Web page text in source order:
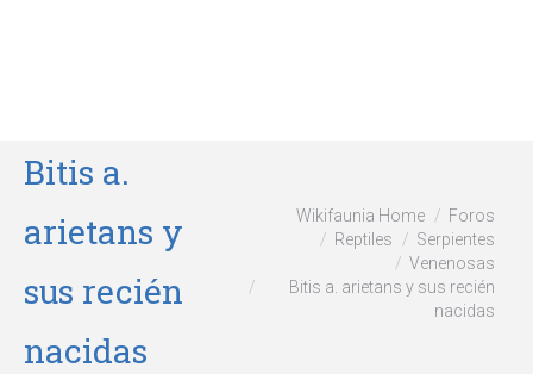
Bitis a.
arietans y
sus recién
nacidas
Wikifaunia Home
Foros
Reptiles
Serpientes
Venenosas
Bitis a. arietans y sus recién
nacidas